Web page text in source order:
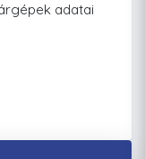
adatai